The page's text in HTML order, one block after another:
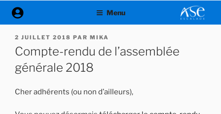
Aller
principal
Menu
PUBLIÉ
LE
2 JUILLET 2018 PAR MIKA
Compte-rendu de l’assemblée
générale 2018
Cher adhérents (ou non d’ailleurs),